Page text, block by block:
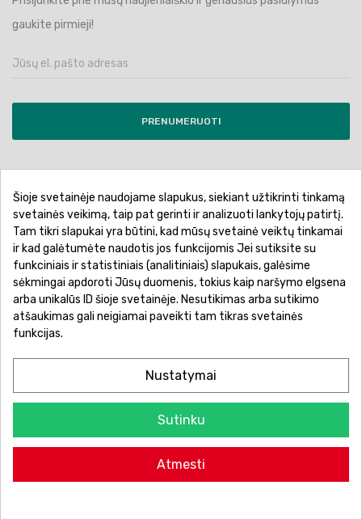
gaukite pirmieji!
PRENUMERUOTI
Pirkimo sąlygos ir taisyklės
Privatumo politika
Garantinis aptarnavimas
Prekių pristatymas
Prekių grąžinimas
Atsiskaitymo būdai
Šioje svetainėje naudojame slapukus, siekiant užtikrinti tinkamą
svetainės veikimą, taip pat gerinti ir analizuoti lankytojų patirtį.
Tam tikri slapukai yra būtini, kad mūsų svetainė veiktų tinkamai
ir kad galėtumėte naudotis jos funkcijomis Jei sutiksite su
funkciniais ir statistiniais (analitiniais) slapukais, galėsime
sėkmingai apdoroti Jūsų duomenis, tokius kaip naršymo elgsena
arba unikalūs ID šioje svetainėje. Nesutikimas arba sutikimo
atšaukimas gali neigiamai paveikti tam tikras svetainės
funkcijas.
Nustatymai
Sutinku
Atmesti